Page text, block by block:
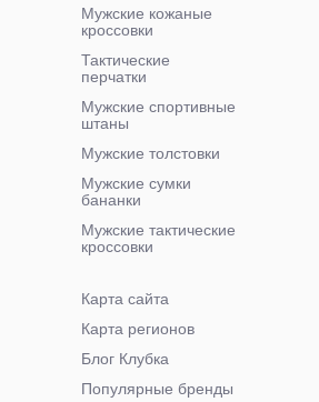
Мужские кожаные
кроссовки
Тактические
перчатки
Мужские спортивные
штаны
Мужские толстовки
Мужские сумки
бананки
Мужские тактические
кроссовки
Карта сайта
Карта регионов
Блог Клубка
Популярные бренды